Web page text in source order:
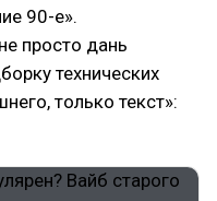
90-е».
просто дань
технических
только текст»: